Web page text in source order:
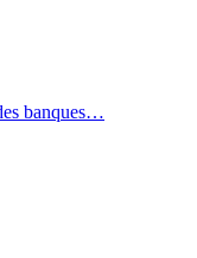
banques…